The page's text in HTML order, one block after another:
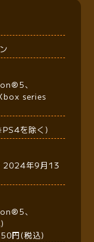
、
series
を除く)
年9月13
、
円(税込)